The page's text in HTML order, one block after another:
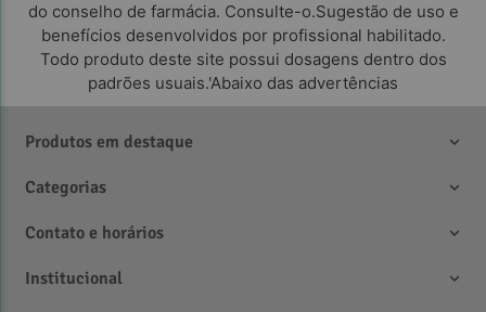
do conselho de farmácia. Consulte-o.Sugestão de uso e
benefícios desenvolvidos por profissional habilitado.
Todo produto deste site possui dosagens dentro dos
padrões usuais.'Abaixo das advertências
Produtos em destaque
Categorias
Contato e horários
Institucional